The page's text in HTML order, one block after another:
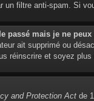
un filtre anti-spam. Si
passé mais je ne
ait supprimé ou
réinscrire et soyez
and Protection Act de